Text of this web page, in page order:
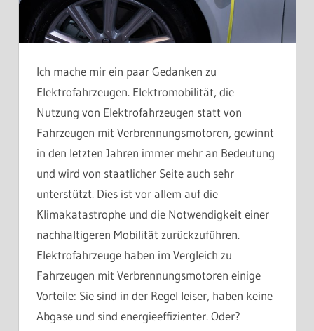
Ich mache mir ein paar Gedanken zu
Elektrofahrzeugen. Elektromobilität, die
Nutzung von Elektrofahrzeugen statt von
Fahrzeugen mit Verbrennungsmotoren, gewinnt
in den letzten Jahren immer mehr an Bedeutung
und wird von staatlicher Seite auch sehr
unterstützt. Dies ist vor allem auf die
Klimakatastrophe und die Notwendigkeit einer
nachhaltigeren Mobilität zurückzuführen.
Elektrofahrzeuge haben im Vergleich zu
Fahrzeugen mit Verbrennungsmotoren einige
Vorteile: Sie sind in der Regel leiser, haben keine
Abgase und sind energieeffizienter. Oder?